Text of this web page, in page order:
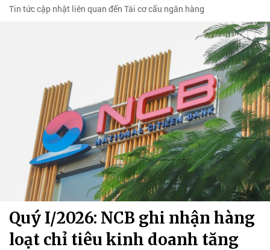
Tin tức cập nhật liên quan đến Tái cơ cấu ngân hàng
Quý I/2026: NCB ghi nhận hàng
loạt chỉ tiêu kinh doanh tăng